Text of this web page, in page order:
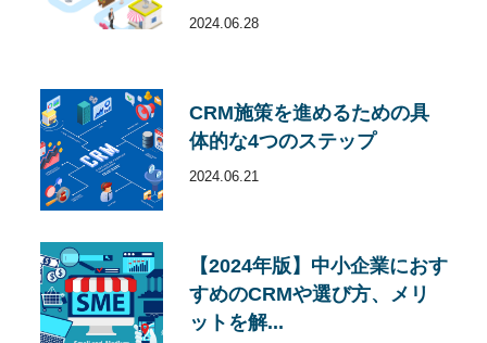
2024.06.28
CRM施策を進めるための具
体的な4つのステップ
2024.06.21
【2024年版】中小企業におす
すめのCRMや選び方、メリ
ットを解...